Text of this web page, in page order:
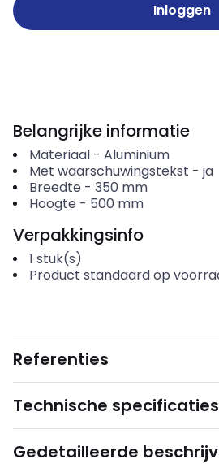
Inloggen
Belangrijke informatie
Materiaal- Aluminium
Met waarschuwingstekst - ja
Breedte - 350 mm
Hoogte - 500 mm
Verpakkingsinfo
1 stuk(s)
Product standaard op
Referenties
Technische specificaties
Gedetailleerde